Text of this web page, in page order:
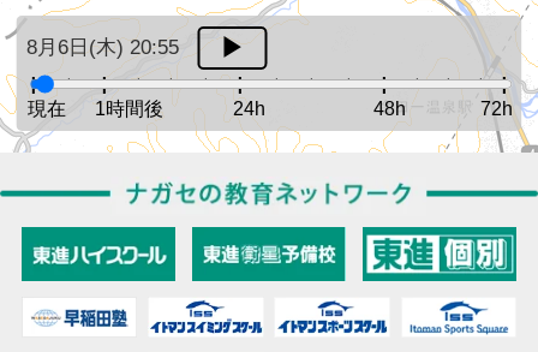
8月6日(木) 20:55
現在 1時間後 24h 48h 72h